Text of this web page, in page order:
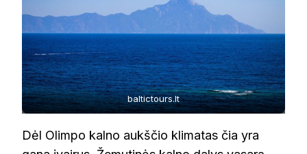
baltictours.lt
Dėl Olimpo kalno aukščio klimatas čia yra